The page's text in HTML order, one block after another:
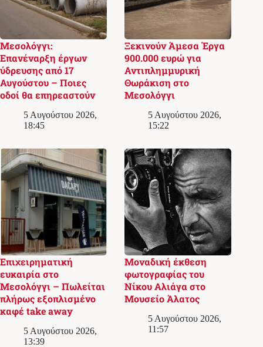
Μεσολόγγι:
Επανέναρξη έργων
ύδρευσης από 17
Αυγούστου – Ποιες
οδοί θα επηρεαστούν
5 Αυγούστου 2026,
18:45
Ξεκινούν Άμεσα Έργα
900.000 ευρώ για
Αντιπλημμυρική
Θωράκιση στο
Μεσολόγγι
5 Αυγούστου 2026,
15:22
Επιχειρηματική
ευκαιρία στο
Μεσολόγγι – Πωλείται
πλήρως εξοπλισμένο
καφέ take away
5 Αυγούστου 2026,
13:39
Μοναδική έκθεση
φωτογραφίας του
Νίκου Αλιάγα στο
Μουσείο Άλατος
5 Αυγούστου 2026,
11:57